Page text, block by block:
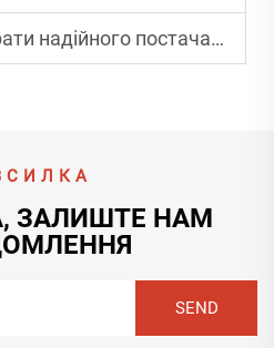
постачальника обладнання для друку картону?
ЗАЛИШТЕ НАМ